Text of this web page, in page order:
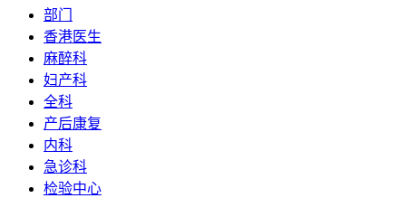
部门
香港医生
麻醉科
妇产科
全科
产后康复
内科
急诊科
检验中心